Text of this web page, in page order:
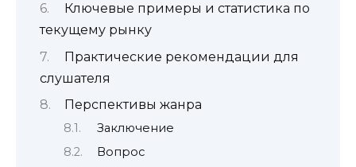
Ключевые примеры и статистика по
текущему рынку
Практические рекомендации для
слушателя
Перспективы жанра
Заключение
Вопрос